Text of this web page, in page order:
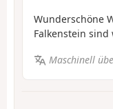
Wunderschöne
Falkenstein
Maschinell